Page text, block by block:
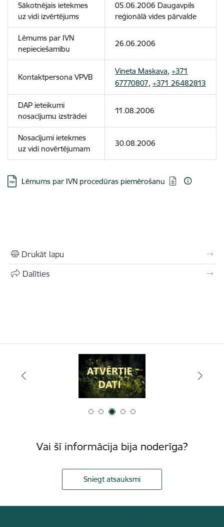
Sākotnējais ietekmes
uz vidi izvērtējums
05.06.2006 Daugavpils
reģionālā vides pārvalde
Lēmums par IVN
nepieciešamību
26.06.2006
Kontaktpersona VPVB
Vineta Maskava, +371
67770807, +371 26482813
DAP ieteikumi
nosacījumu izstrādei
11.08.2006
Nosacījumi ietekmes
uz vidi novērtējumam
30.08.2006
Lejupielādēt:
Lēmums par IVN procedūras piemērošanu
Drukāt lapu
Dalīties
Vai šī informācija bija noderīga?
Sniegt atsauksmi